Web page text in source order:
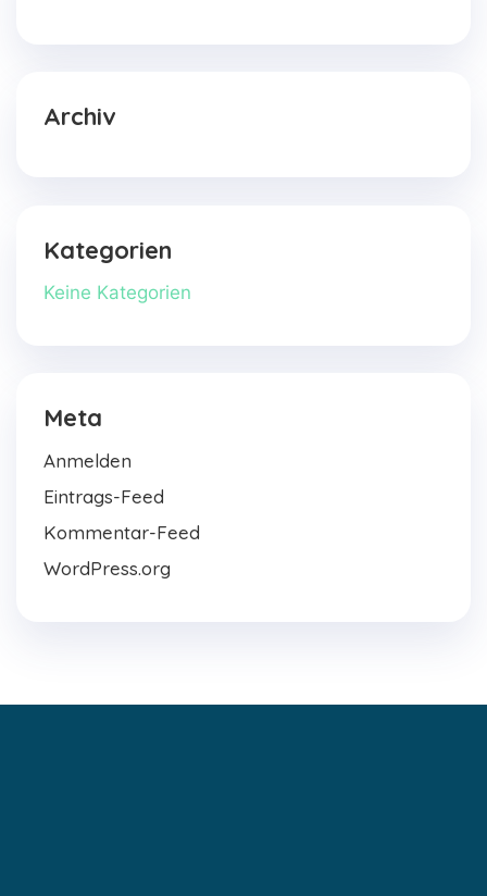
Archiv
Kategorien
Keine Kategorien
Meta
Anmelden
Eintrags-Feed
Kommentar-Feed
WordPress.org